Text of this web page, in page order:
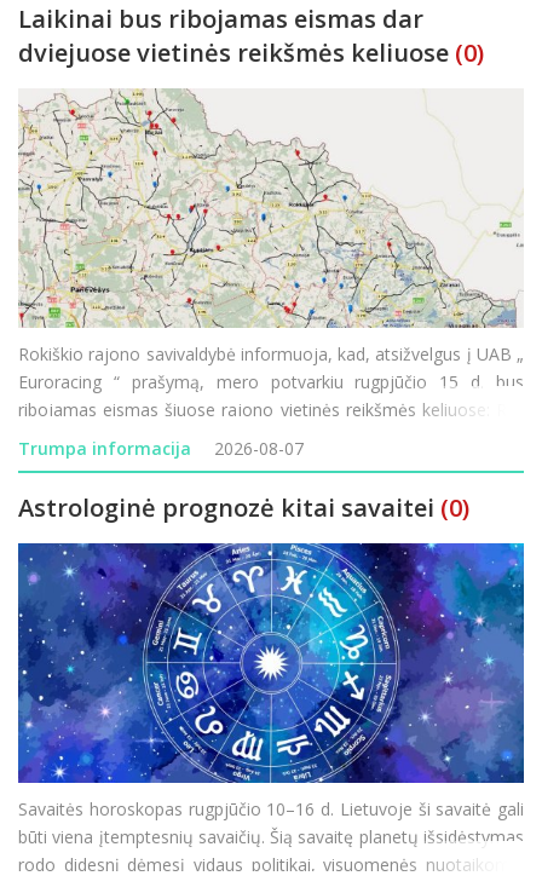
Laikinai bus ribojamas eismas dar
dviejuose vietinės reikšmės keliuose (0)
Rokiškio rajono savivaldybė informuoja, kad, atsižvelgus į UAB „
Euroracing “ prašymą, mero potvarkiu rugpjūčio 15 d. bus
ribojamas eismas šiuose rajono vietinės reikšmės keliuose: RK-
199 „Močiekiai–Pagada“ – eismas ribojamas rugpjūč
Trumpa informacija 2026-08-07
Astrologinė prognozė kitai savaitei (0)
Savaitės horoskopas rugpjūčio 10–16 d. Lietuvoje ši savaitė gali
būti viena įtemptesnių savaičių. Šią savaitę planetų išsidėstymas
rodo didesnį dėmesį vidaus politikai, visuomenės nuotaikoms,